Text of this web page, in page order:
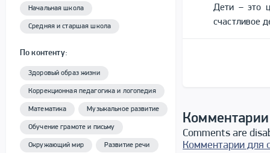
Начальная школа
Средняя и старшая школа
По контенту:
Здоровый образ жизни
Коррекционная педагогика и логопедия
Математика Музыкальное развитие
Обучение грамоте и письму
Окружающий мир Развитие речи
Дети – это
счастливое
Comments are
Комментарии для